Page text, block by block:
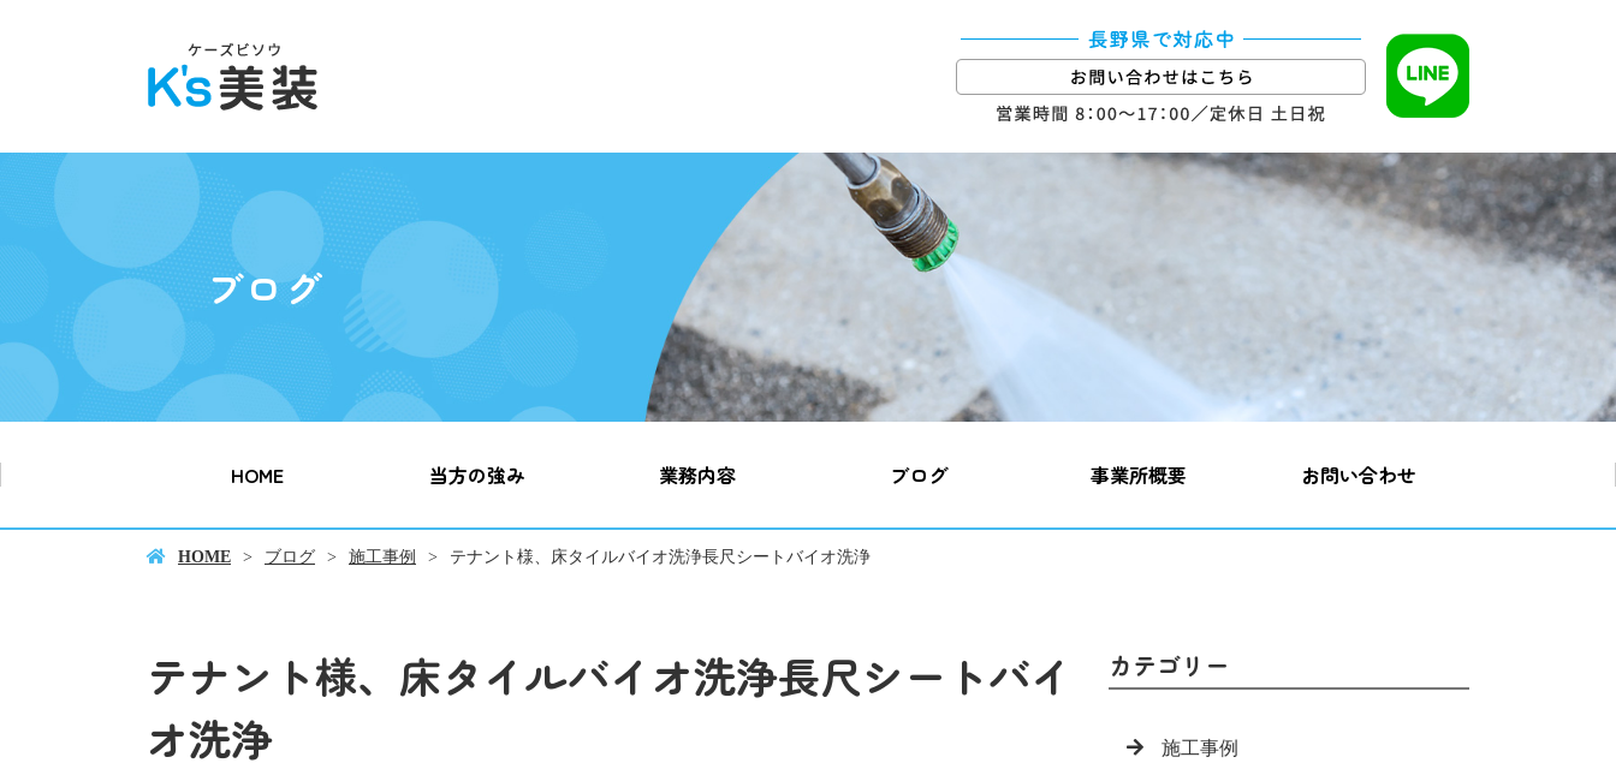
ブログ
HOME 当方の強み 業務内容 ブログ 事業所概要 お問い合わせ
HOME ブログ 施工事例 テナント様、床タイルバイオ洗浄長尺シートバイオ洗浄
テナント様、床タイルバイオ洗浄長尺シートバイ
オ洗浄
カテゴリー
施工事例